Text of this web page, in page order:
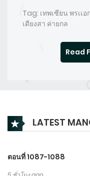
Tag: เทพเซียน พรเเอ
เดียงสา ค่ายกล
Read
LATEST
ตอนที่ 1087-1088